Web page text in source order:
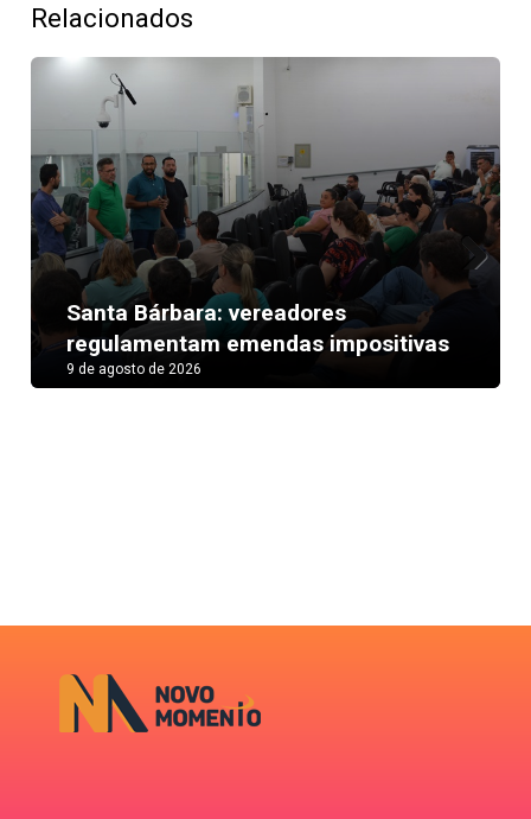
Relacionados
Santa Bárbara: vereadores
regulamentam emendas impositivas
9 de agosto de 2026